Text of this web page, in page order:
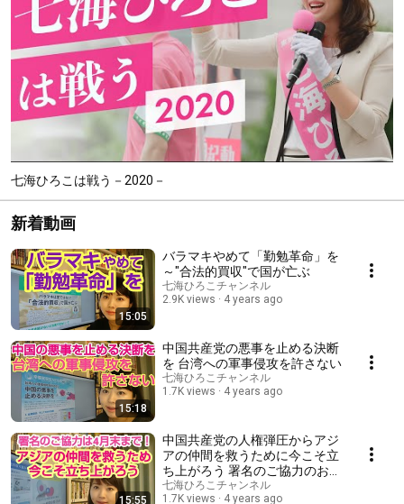
七海ひろこは戦う－2020－
新着動画
15:05
バラマキやめて「勤勉革命」を
～"合法的買収"で国が亡ぶ
七海ひろこチャンネル
2.9K views
4 years ago
15:18
中国共産党の悪事を止める決断
を 台湾への軍事侵攻を許さない
七海ひろこチャンネル
1.7K views
4 years ago
15:55
中国共産党の人権弾圧からアジ
アの仲間を救うために今こそ立
ち上がろう 署名のご協力のお願
いは4月末までです
七海ひろこチャンネル
1.7K views
4 years ago